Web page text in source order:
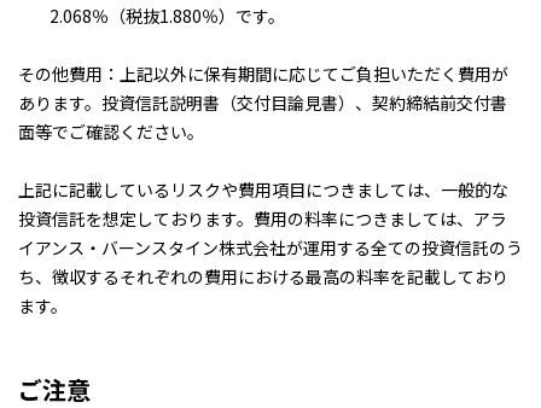
2.068％（税抜1.880％）です。
その他費用：上記以外に保有期間に応じてご負担いただく費用が
あります。投資信託説明書（交付目論見書）、契約締結前交付書
面等でご確認ください。
上記に記載しているリスクや費用項目につきましては、一般的な
投資信託を想定しております。費用の料率につきましては、アラ
イアンス・バーンスタイン株式会社が運用する全ての投資信託のう
ち、徴収するそれぞれの費用における最高の料率を記載しており
ます。
ご注意